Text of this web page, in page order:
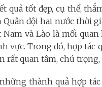
quả tốt đẹp, cụ thể,
đội hai nước thời
và Lào là mối
vực. Trong đó, hợp tác
rất quan tâm, chú
thành quả hợp